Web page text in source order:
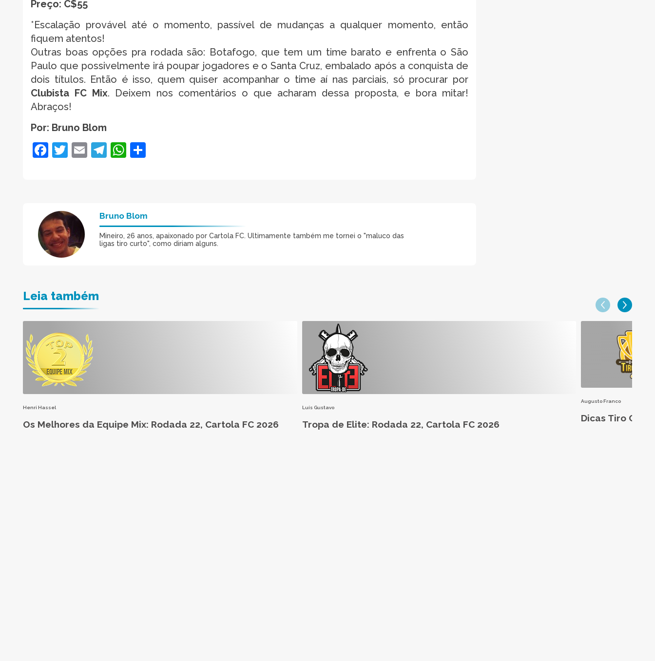
Preço: C$55
*Escalação provável até o momento, passível de mudanças a qualquer momento, então
fiquem atentos!
Outras boas opções pra rodada são: Botafogo, que tem um time barato e enfrenta o São
Paulo que possivelmente irá poupar jogadores e o Santa Cruz, embalado após a conquista de
dois títulos. Então é isso, quem quiser acompanhar o time aí nas parciais, só procurar por
Clubista FC Mix. Deixem nos comentários o que acharam dessa proposta, e bora mitar!
Abraços!
Por: Bruno Blom
Facebook
Twitter
EmailTelegram
WhatsApp
Bruno Blom
Mineiro, 26 anos, apaixonado por Cartola FC. Ultimamente também me tornei o "maluco das
ligas tiro curto", como diriam alguns.
Leia também
Henri Hassel
Os Melhores da Equipe Mix: Rodada 22, Cartola FC 2026
Luís Gustavo
Tropa de Elite: Rodada 22, Cartola FC 2026
Augusto Franco
Dicas Tiro